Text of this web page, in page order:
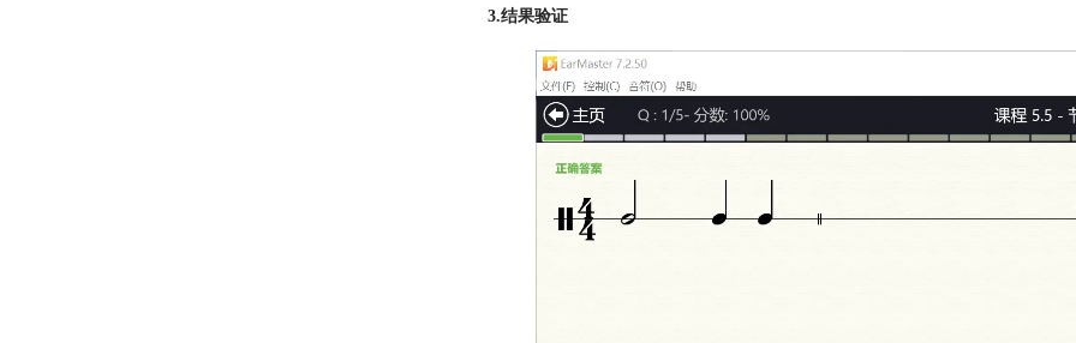
3.结果验证